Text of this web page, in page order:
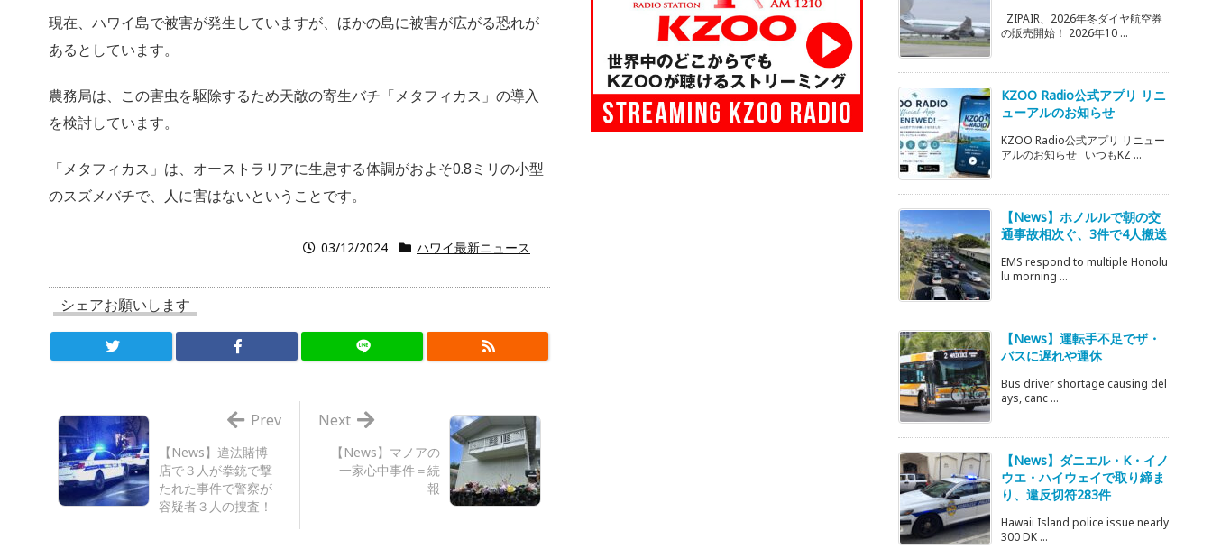
現在、ハワイ島で被害が発生していますが、ほかの島に被害が広がる恐れが
あるとしています。
農務局は、この害虫を駆除するため天敵の寄生バチ「メタフィカス」の導入
を検討しています。
「メタフィカス」は、オーストラリアに生息する体調がおよそ0.8ミリの小型
のスズメバチで、人に害はないということです。
03/12/2024 ハワイ最新ニュース
シェアお願いします
【News】マノアの
一家心中事件＝続
報
Next
【News】違法賭博
店で３人が拳銃で撃
たれた事件で警察が
容疑者３人の捜査！
Prev
ZIPAIR、2026年冬ダイヤ航空券
の販売開始！ 2026年10 ...
KZOO Radio公式アプリ リニ
ューアルのお知らせ
KZOO Radio公式アプリ リニュー
アルのお知らせ いつもKZ ...
【News】ホノルルで朝の交
通事故相次ぐ、3件で4人搬送
EMS respond to multiple Honolu
lu morning ...
【News】運転手不足でザ・
バスに遅れや運休
Bus driver shortage causing del
ays, canc ...
【News】ダニエル・K・イノ
ウエ・ハイウェイで取り締ま
り、違反切符283件
Hawaii Island police issue nearly
300 DK ...